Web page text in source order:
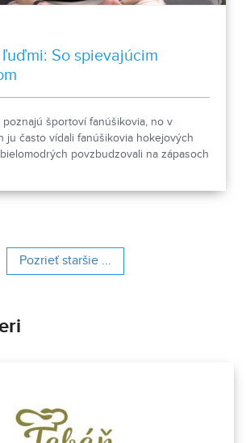
So spievajúcim
športoví fanúšikovia, no v
ju často vídali fanúšikovia hokejových
povzbudzovali na zápasoch
Pozrieť staršie ...